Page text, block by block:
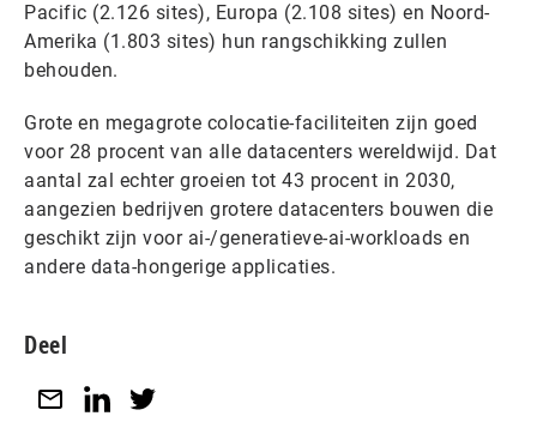
Pacific (2.126 sites), Europa (2.108 sites) en Noord-
Amerika (1.803 sites) hun rangschikking zullen
behouden.
Grote en megagrote colocatie-faciliteiten zijn goed
voor 28 procent van alle datacenters wereldwijd. Dat
aantal zal echter groeien tot 43 procent in 2030,
aangezien bedrijven grotere datacenters bouwen die
geschikt zijn voor ai-/generatieve-ai-workloads en
andere data-hongerige applicaties.
Deel